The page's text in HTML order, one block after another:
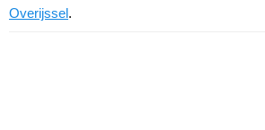
Overijssel.